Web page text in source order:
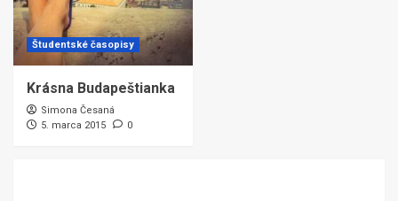
Študentské časopisy
Krásna Budapeštianka
Simona Česaná
5. marca 2015
0